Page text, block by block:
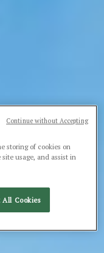
storing of cookies on
usage, and assist in
All Cookies
Continue without Accepting